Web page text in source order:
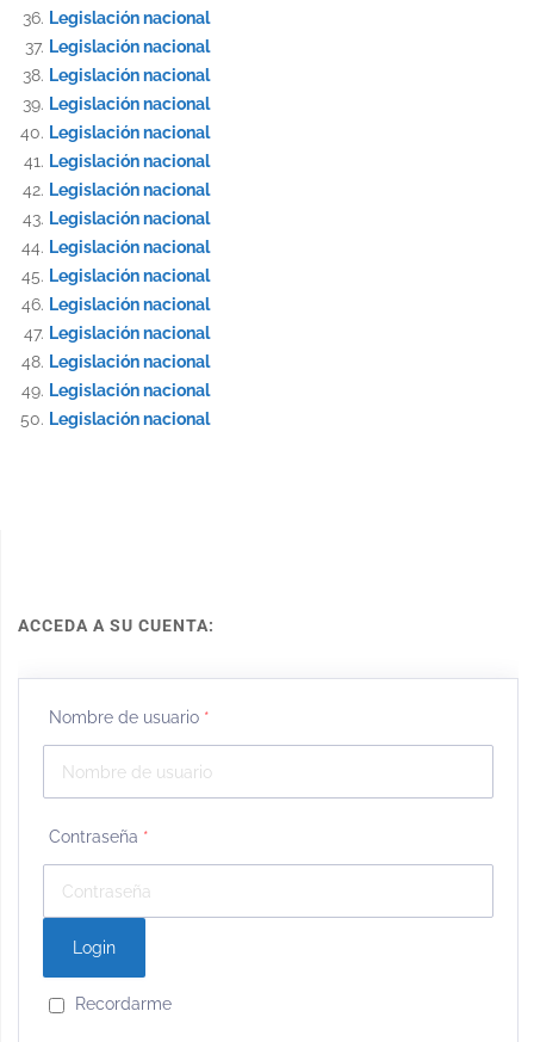
Legislación nacional
Legislación nacional
Legislación nacional
Legislación nacional
Legislación nacional
Legislación nacional
Legislación nacional
Legislación nacional
Legislación nacional
Legislación nacional
Legislación nacional
Legislación nacional
Legislación nacional
Legislación nacional
Legislación nacional
ACCEDA A SU CUENTA:
Nombre de usuario *
Contraseña *
Recordarme